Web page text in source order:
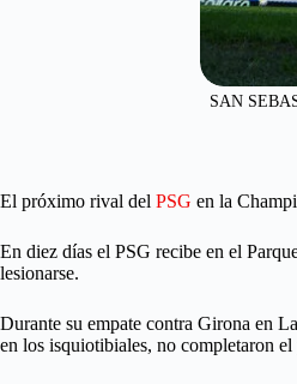
SAN
El próximo rival del PSG en la
En diez días el PSG recibe en el
lesionarse.
Durante su empate contra Girona en
en los isquiotibiales, no completaron